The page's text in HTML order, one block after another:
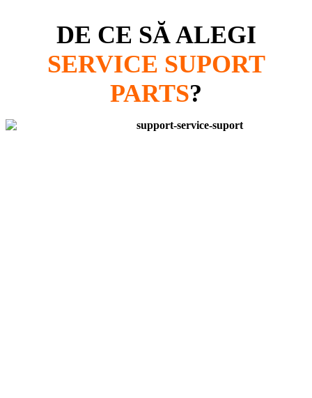
DE CE SĂ ALEGI
SERVICE SUPORT
PARTS?